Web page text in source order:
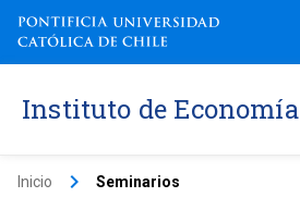
Instituto de Economía
Inicio keyboard_arrow_right Seminarios